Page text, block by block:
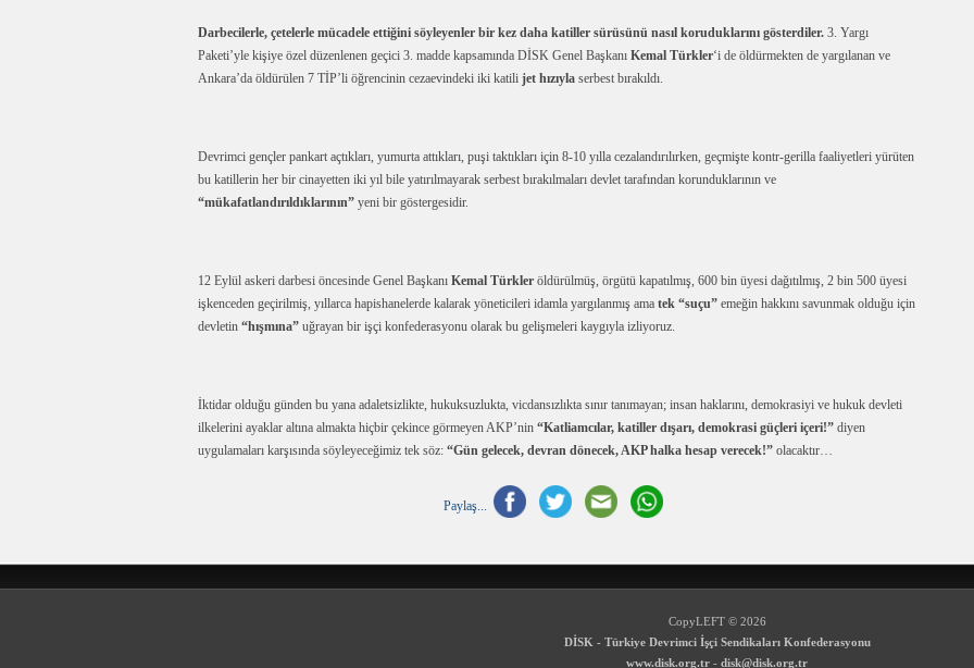
Darbecilerle, çetelerle mücadele ettiğini söyleyenler bir kez daha katiller sürüsünü nasıl koruduklarını gösterdiler. 3. Yargı
Paketi’yle kişiye özel düzenlenen geçici 3. madde kapsamında DİSK Genel Başkanı Kemal Türkler‘i de öldürmekten de yargılanan ve
Ankara’da öldürülen 7 TİP’li öğrencinin cezaevindeki iki katili jet hızıyla serbest bırakıldı.
Devrimci gençler pankart açtıkları, yumurta attıkları, puşi taktıkları için 8-10 yılla cezalandırılırken, geçmişte kontr-gerilla faaliyetleri yürüten
bu katillerin her bir cinayetten iki yıl bile yatırılmayarak serbest bırakılmaları devlet tarafından korunduklarının ve
“mükafatlandırıldıklarının” yeni bir göstergesidir.
12 Eylül askeri darbesi öncesinde Genel Başkanı Kemal Türkler öldürülmüş, örgütü kapatılmış, 600 bin üyesi dağıtılmış, 2 bin 500 üyesi
işkenceden geçirilmiş, yıllarca hapishanelerde kalarak yöneticileri idamla yargılanmış ama tek “suçu” emeğin hakkını savunmak olduğu için
devletin “hışmına” uğrayan bir işçi konfederasyonu olarak bu gelişmeleri kaygıyla izliyoruz.
İktidar olduğu günden bu yana adaletsizlikte, hukuksuzlukta, vicdansızlıkta sınır tanımayan; insan haklarını, demokrasiyi ve hukuk devleti
ilkelerini ayaklar altına almakta hiçbir çekince görmeyen AKP’nin “Katliamcılar, katiller dışarı, demokrasi güçleri içeri!” diyen
uygulamaları karşısında söyleyeceğimiz tek söz: “Gün gelecek, devran dönecek, AKP halka hesap verecek!” olacaktır…
Paylaş...
CopyLEFT © 2026
DİSK - Türkiye Devrimci İşçi Sendikaları Konfederasyonu
www.disk.org.tr - disk@disk.org.tr